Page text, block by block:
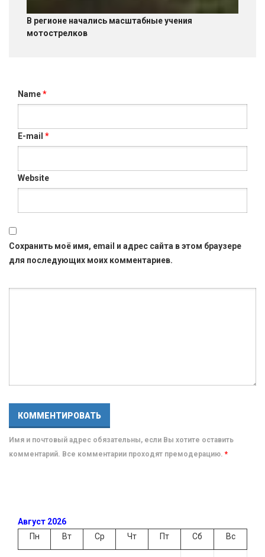
В регионе начались масштабные учения
мотострелков
Name*
E-mail *
Website
Сохранить моё имя, email и адрес сайта в этом браузере
для последующих моих комментариев.
Имя и почтовый адрес обязательны, если Вы хотите оставить
комментарий. Все комментарии проходят премодерацию. *
Август 2026
Пн
Вт Ср Чт Пт Сб Вс